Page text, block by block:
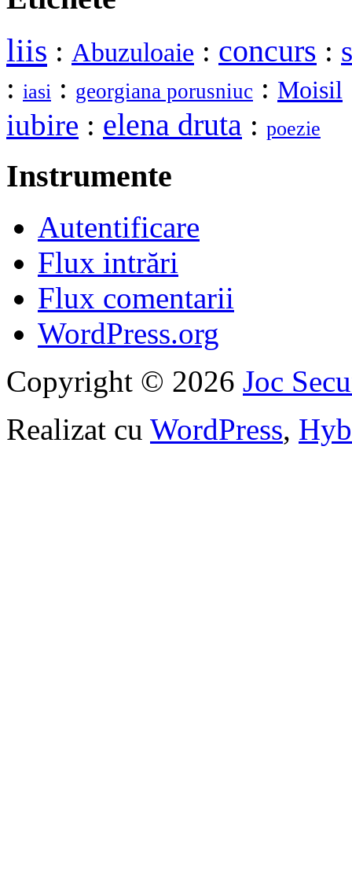
liis : Abuzuloaie : concurs :
: iasi : georgiana porusniuc : Moisil
iubire : elena druta : poezie
Instrumente
Autentificare
Flux intrări
Flux comentarii
WordPress.org
Copyright © 2026 Joc
Realizat cu WordPress,